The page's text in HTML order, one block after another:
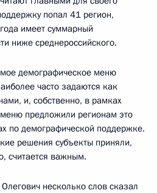
попал 41 регион,
имеет суммарный
ниже среднероссийского.
демографическое меню
часто задаются как
и, собственно, в рамках
предложили регионам это
по демографической поддержке.
решения субъекты приняли,
считается важным.
несколько слов сказал